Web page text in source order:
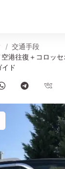
交通手段
港往復＋コロッ
ド